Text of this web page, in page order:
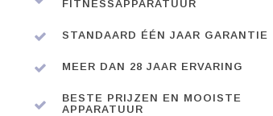
FITNESSAPPARATUUR
STANDAARD ÉÉN JAAR GARANTIE
MEER DAN 28 JAAR ERVARING
BESTE PRIJZEN EN MOOISTE
APPARATUUR